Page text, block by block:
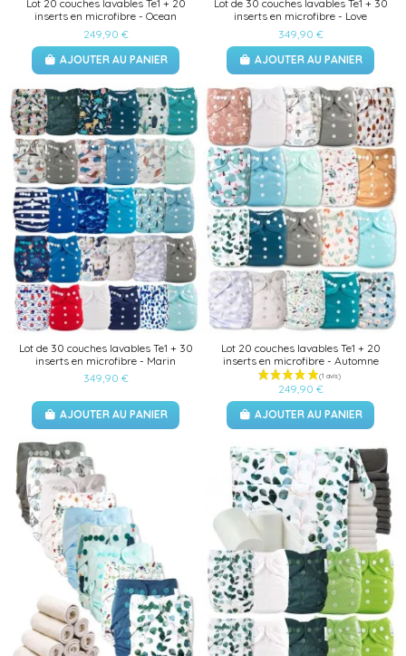
Lot 20 couches lavables Te1 + 20
inserts en microfibre - Ocean
249,90 €
AJOUTER AU PANIER
Lot de 30 couches lavables Te1 + 30
inserts en microfibre - Love
349,90 €
AJOUTER AU PANIER
Lot de 30 couches lavables Te1 + 30
inserts en microfibre - Marin
349,90 €
AJOUTER AU PANIER
Lot 20 couches lavables Te1 + 20
inserts en microfibre - Automne
249,90 €
AJOUTER AU PANIER